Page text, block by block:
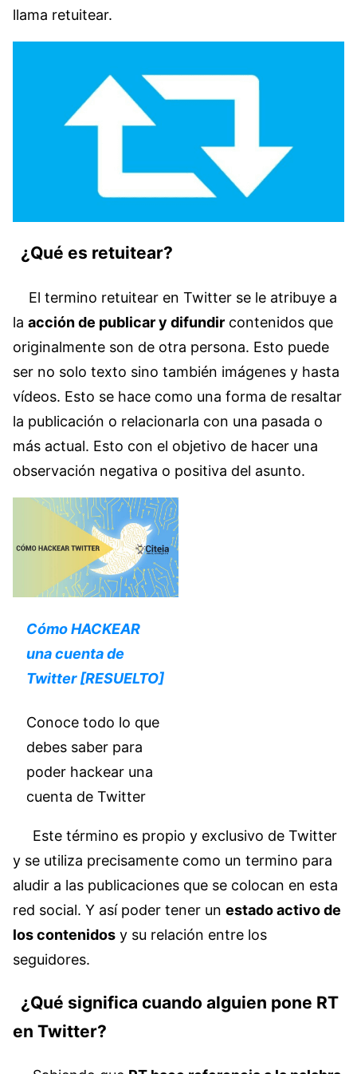
llama retuitear.
¿Qué es retuitear?
El termino retuitear en Twitter se le atribuye a
la acción de publicar y difundir contenidos que
originalmente son de otra persona. Esto puede
ser no solo texto sino también imágenes y hasta
vídeos. Esto se hace como una forma de resaltar
la publicación o relacionarla con una pasada o
más actual. Esto con el objetivo de hacer una
observación negativa o positiva del asunto.
Cómo HACKEAR
una cuenta de
Twitter [RESUELTO]
Conoce todo lo que
debes saber para
poder hackear una
cuenta de Twitter
Este término es propio y exclusivo de Twitter
y se utiliza precisamente como un termino para
aludir a las publicaciones que se colocan en esta
red social. Y así poder tener un estado activo de
los contenidos y su relación entre los
seguidores.
¿Qué significa cuando alguien pone RT
en Twitter?